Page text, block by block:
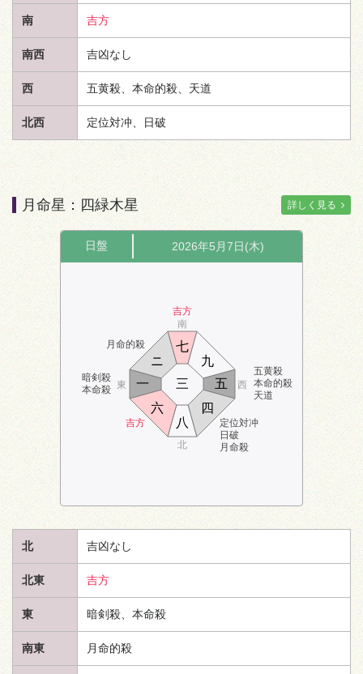
南 吉方
南西 吉凶なし
西 五黄殺、本命的殺、 天道
北西 定位対冲、日破
月命星：四緑木星 詳しく見る
日盤 2026年5月7日(木)
月命的殺
吉方
暗剣殺
本命殺
五黄殺
本命的殺
天道
吉方
定位対冲
日破
月命殺
南
北
東 西
八
九
一
ニ
三
四
五
六
七
北 吉凶なし
北東 吉方
東 暗剣殺、本命殺
南東 月命的殺